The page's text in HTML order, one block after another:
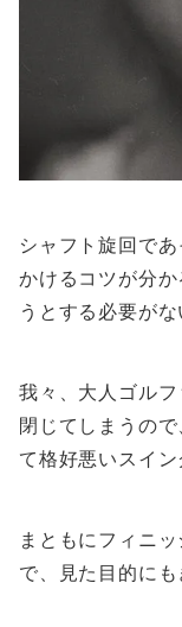
シャフト旋回で
かけるコツが分
うとする必要がな
我々、大人ゴル
閉じてしまうの
て格好悪いスイン
まともにフィニ
で、見た目的にも